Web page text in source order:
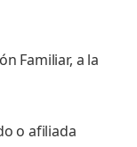
Familiar, a la
o afiliada